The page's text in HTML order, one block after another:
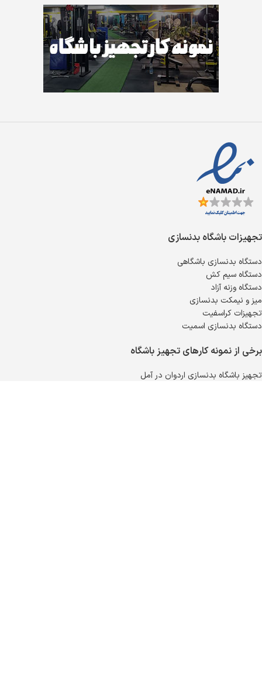
تجهیزات باشگاه بدنسازی
دستگاه بدنسازی باشگاهی
دستگاه سیم کش
دستگاه وزنه آزاد
میز و نیمکت بدنسازی
تجهیزات کراسفیت
دستگاه بدنسازی اسمیت
برخی از نمونه کارهای تجهیز باشگاه
تجهیز باشگاه بدنسازی اردوان در آمل